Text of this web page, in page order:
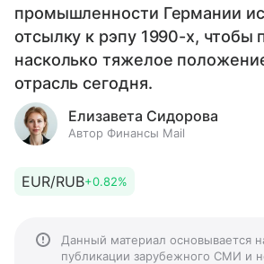
промышленности Германии
отсылку к рэпу 1990-х, чтобы
насколько тяжелое
отрасль сегодня.
Елизавета Сидорова
Автор Финансы Mail
EUR/RUB+0.82%
Данный материал основывается
публикации зарубежного СМИ и